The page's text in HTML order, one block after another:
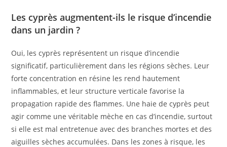
Les cyprès augmentent-ils le risque d’incendie
dans un jardin ?
Oui, les cyprès représentent un risque d’incendie
significatif, particulièrement dans les régions sèches. Leur
forte concentration en résine les rend hautement
inflammables, et leur structure verticale favorise la
propagation rapide des flammes. Une haie de cyprès peut
agir comme une véritable mèche en cas d’incendie, surtout
si elle est mal entretenue avec des branches mortes et des
aiguilles sèches accumulées. Dans les zones à risque, les